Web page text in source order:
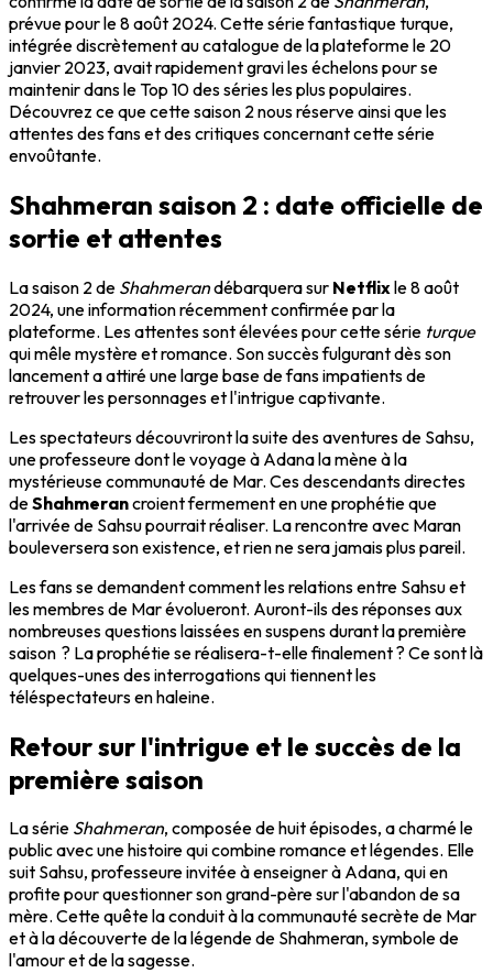
prévue pour le 8 août 2024. Cette série fantastique turque,
intégrée discrètement au catalogue de la plateforme le 20
janvier 2023, avait rapidement gravi les échelons pour se
maintenir dans le Top 10 des séries les plus populaires.
Découvrez ce que cette saison 2 nous réserve ainsi que les
attentes des fans et des critiques concernant cette série
envoûtante.
Shahmeran saison 2 : date officielle de
sortie et attentes
La saison 2 de Shahmerandébarquera sur Netflixle 8 août
2024, une information récemment confirmée par la
plateforme. Les attentes sont élevées pour cette série turque
qui mêle mystère et romance. Son succès fulgurant dès son
lancement a attiré une large base de fans impatients de
retrouver les personnages et l'intrigue captivante.
Les spectateurs découvriront la suite des aventures de Sahsu,
une professeure dont le voyage à Adana la mène à la
mystérieuse communauté de Mar. Ces descendants directes
deShahmerancroient fermement en une prophétie que
l'arrivée de Sahsu pourrait réaliser. La rencontre avec Maran
bouleversera son existence, et rien ne sera jamais plus pareil.
Les fans se demandent comment les relations entre Sahsu et
les membres de Mar évolueront. Auront-ils des réponses aux
nombreuses questions laissées en suspens durant la première
saison ? La prophétie se réalisera-t-elle finalement ? Ce sont là
quelques-unes des interrogations qui tiennent les
téléspectateurs en haleine.
Retour sur l'intrigue et le succès de la
première saison
La série Shahmeran, composée de huit épisodes, a charmé le
public avec une histoire qui combine romance et légendes. Elle
suit Sahsu, professeure invitée à enseigner à Adana, qui en
profite pour questionner son grand-père sur l'abandon de sa
mère. Cette quête la conduit à la communauté secrète de Mar
et à la découverte de la légende de Shahmeran, symbole de
l'amour et de la sagesse.